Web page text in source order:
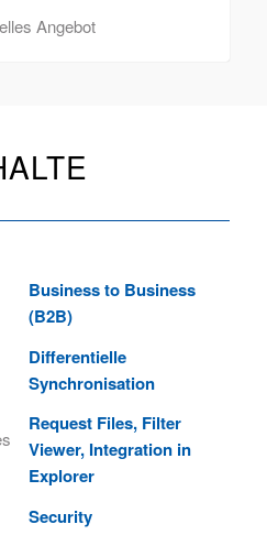
Angebot
Business to Business
(B2B)
Differentielle
Synchronisation
Request Files, Filter
Viewer, Integration in
Explorer
Security